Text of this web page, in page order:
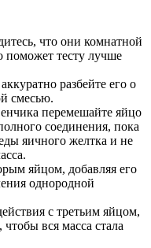
что они комнатной
поможет тесту лучше
разбейте его о
смесью.
перемешайте яйцо
соединения, пока
яичного желтка и не
яйцом, добавляя его
однородной
с третьим яйцом,
вся масса стала